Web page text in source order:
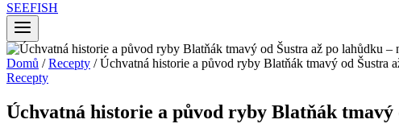
SEEFISH
Domů / Recepty / Úchvatná historie a původ ryby Blatňák tmavý od Šustra
Recepty
Úchvatná historie a původ ryby Blatňák